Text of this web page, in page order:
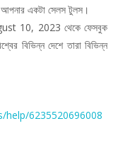
আপনার একটা সেলস টুলস।
10, 2023 থেকে ফেসবুক
বিভিন্ন দেশে তারা বিভিন্ন
6235520696008